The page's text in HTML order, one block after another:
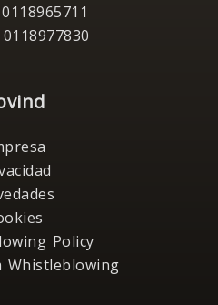
Policy
Whistleblowing